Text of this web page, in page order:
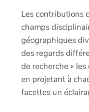
Les contributions
champs
géographiques
des regards
de recherche «
en projetant à
facettes un